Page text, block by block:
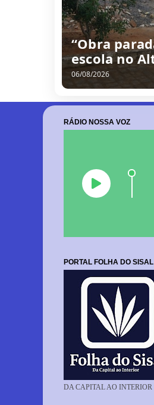
/
0
8
/
2
0
2
6
RÁDIO NOSSA VOZ
PORTAL FOLHA DO SISAL
DA CAPITAL AO INTERIOR